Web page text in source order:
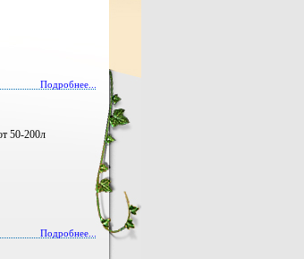
Подробнее...
50-200л
Подробнее...